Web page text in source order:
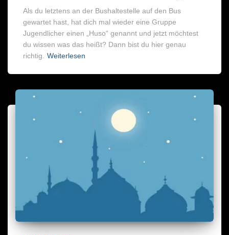
Als du letztens an der Bushaltestelle auf den Bus
gewartet hast, hat dich mal wieder eine Gruppe
Jugendlicher einen „Huso“ genannt und jetzt möchtest
du wissen was das heißt? Dann bist du hier genau
richtig. Weiterlesen